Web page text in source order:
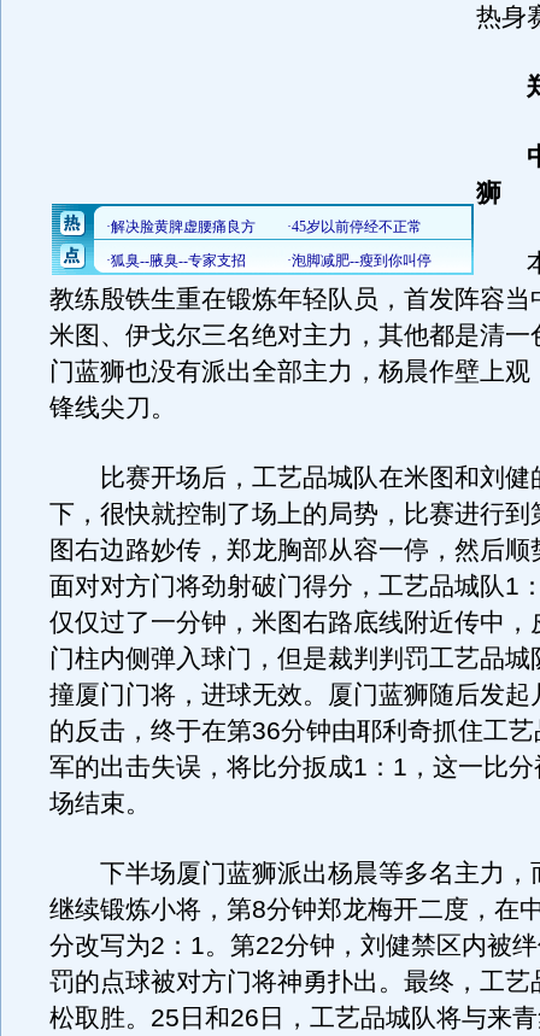
热身
郑
中
狮
本
教练殷铁生重在锻炼年轻队员，首发阵容当
米图、伊戈尔三名绝对主力，其他都是清一
门蓝狮也没有派出全部主力，杨晨作壁上观
锋线尖刀。
比赛开场后，工艺品城队在米图和刘健
下，很快就控制了场上的局势，比赛进行到
图右边路妙传，郑龙胸部从容一停，然后顺
面对对方门将劲射破门得分，工艺品城队1
仅仅过了一分钟，米图右路底线附近传中，
门柱内侧弹入球门，但是裁判判罚工艺品城
撞厦门门将，进球无效。厦门蓝狮随后发起
的反击，终于在第36分钟由耶利奇抓住工
军的出击失误，将比分扳成1：1，这一比
场结束。
下半场厦门蓝狮派出杨晨等多名主力，
继续锻炼小将，第8分钟郑龙梅开二度，在
分改写为2：1。第22分钟，刘健禁区内被
罚的点球被对方门将神勇扑出。最终，工艺
松取胜。25日和26日，工艺品城队将与来